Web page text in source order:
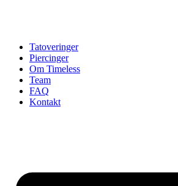
Tatoveringer
Piercinger
Om Timeless
Team
FAQ
Kontakt